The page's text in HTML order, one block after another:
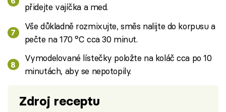
přidejte vajíčka a med.
Vše důkladně rozmixujte, směs nalijte do korpusu a
pečte na 170 °C cca 30 minut.
Vymodelované lístečky položte na koláč cca po 10
minutách, aby se nepotopily.
Zdroj receptu